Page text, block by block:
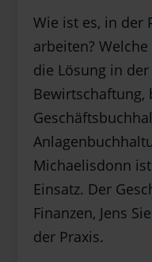
Wie ist es, in der
arbeiten?
die Lösung in
Bewirtschaftung,
Michaelisdonn
Einsatz. Der
Finanzen, Jens
der Praxis.